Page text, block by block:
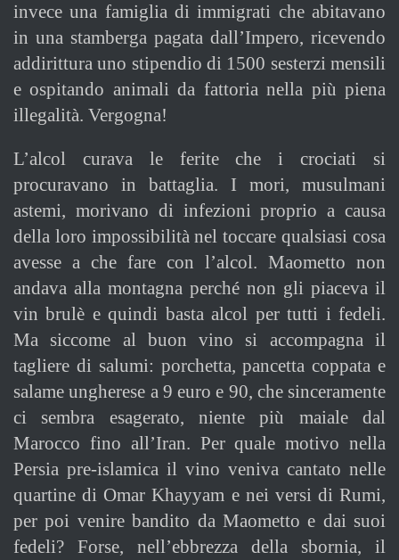
invece una famiglia di immigrati che abitavano
in una stamberga pagata dall’Impero, ricevendo
addirittura uno stipendio di 1500 sesterzi mensili
e ospitando animali da fattoria nella più piena
illegalità. Vergogna!
L’alcol curava le ferite che i crociati si
procuravano in battaglia. I mori, musulmani
astemi, morivano di infezioni proprio a causa
della loro impossibilità nel toccare qualsiasi cosa
avesse a che fare con l’alcol. Maometto non
andava alla montagna perché non gli piaceva il
vin brulè e quindi basta alcol per tutti i fedeli.
Ma siccome al buon vino si accompagna il
tagliere di salumi: porchetta, pancetta coppata e
salame ungherese a 9 euro e 90, che sinceramente
ci sembra esagerato, niente più maiale dal
Marocco fino all’Iran. Per quale motivo nella
Persia pre-islamica il vino veniva cantato nelle
quartine di Omar Khayyam e nei versi di Rumi,
per poi venire bandito da Maometto e dai suoi
fedeli? Forse, nell’ebbrezza della sbornia, il